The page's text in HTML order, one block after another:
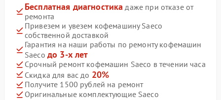
Бесплатная диагностика даже при отказе от
ремонта
Привезем и увезем кофемашину Saeco
собственной доставкой
Гарантия на наши работы по ремонту кофемашин
Saeco до 3-х лет
Срочный ремонт кофемашин Saeco в течении часа
Скидка для вас до 20%
Получите 1500 рублей на ремонт
Оригинальные комплектующие Saeco